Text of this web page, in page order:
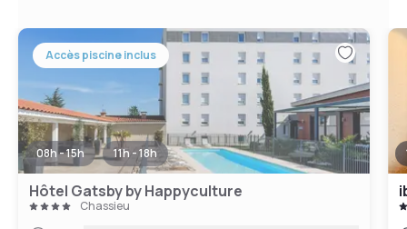
Accès piscine inclus
08h - 15h 11h - 18h
Hôtel Gatsby by Happyculture
Chassieu